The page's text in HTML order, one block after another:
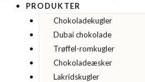
PRODUKTER
Chokoladekugler
Dubai chokolade
Trøffel-romkugler
Chokoladeæsker
Lakridskugler